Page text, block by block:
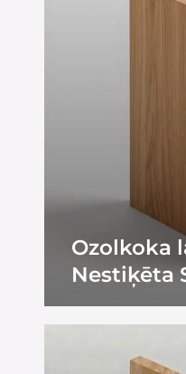
Ozolkoka
Nestiķēta